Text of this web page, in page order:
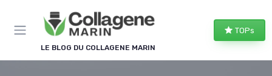
LE BLOG DU COLLAGENE MARIN
TOPs